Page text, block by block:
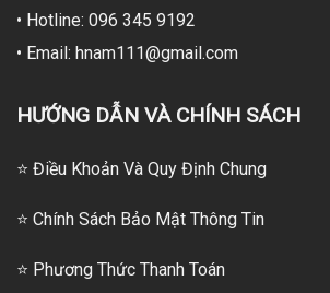
• Hotline: 096 345 9192
• Email: hnam111@gmail.com
HƯỚNG DẪN VÀ CHÍNH SÁCH
⭐ Điều Khoản Và Quy Định Chung
⭐ Chính Sách Bảo Mật Thông Tin
⭐ Phương Thức Thanh Toán